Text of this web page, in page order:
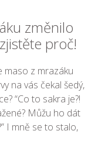
změnilo
proč!
maso z mrazáku
na vás čekal šedý,
“Co to sakra je?!
Můžu ho dát
I mně se to stalo,